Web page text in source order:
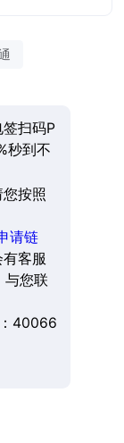
扫码P
秒到不
按照
请链
客服
与您联
40066